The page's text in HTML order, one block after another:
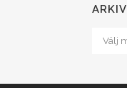
ARKIV
Arkiv